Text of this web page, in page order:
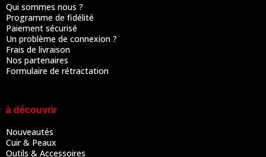
Qui sommes nous ?
Programme de fidélité
Paiement sécurisé
Un problème de connexion ?
Frais de livraison
Nos partenaires
Formulaire de rétractation
à découvrir
Nouveautés
Cuir & Peaux
Outils & Accessoires